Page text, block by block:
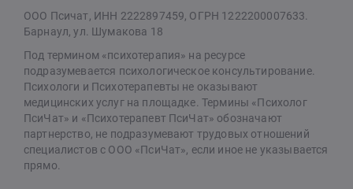
ООО Псичат, ИНН 2222897459, ОГРН 1222200007633.
Барнаул, ул. Шумакова 18
Под термином «психотерапия» на ресурсе
подразумевается психологическое консультирование.
Психологи и Психотерапевты не оказывают
медицинских услуг на площадке. Термины «Психолог
ПсиЧат» и «Психотерапевт ПсиЧат» обозначают
партнерство, не подразумевают трудовых отношений
специалистов с ООО «ПсиЧат», если иное не указывается
прямо.